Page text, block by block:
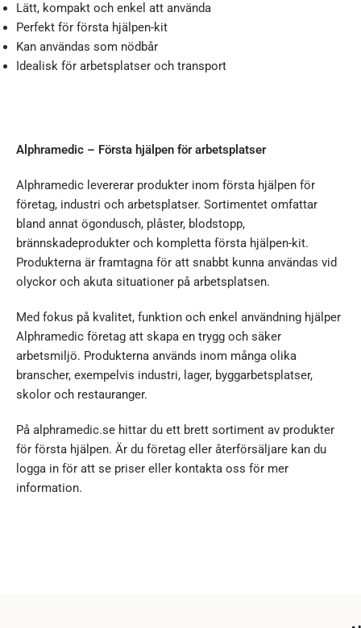
Lätt, kompakt och enkel att använda
Perfekt för första hjälpen-kit
Kan användas som nödbår
Idealisk för arbetsplatser och transport
Alphramedic – Första hjälpen för arbetsplatser
Alphramedic levererar produkter inom första hjälpen för
företag, industri och arbetsplatser. Sortimentet omfattar
bland annat ögondusch, plåster, blodstopp,
brännskadeprodukter och kompletta första hjälpen-kit.
Produkterna är framtagna för att snabbt kunna användas vid
olyckor och akuta situationer på arbetsplatsen.
Med fokus på kvalitet, funktion och enkel användning hjälper
Alphramedic företag att skapa en trygg och säker
arbetsmiljö. Produkterna används inom många olika
branscher, exempelvis industri, lager, byggarbetsplatser,
skolor och restauranger.
På alphramedic.se hittar du ett brett sortiment av produkter
för första hjälpen. Är du företag eller återförsäljare kan du
logga in för att se priser eller kontakta oss för mer
information.